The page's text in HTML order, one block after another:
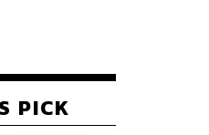
PICK